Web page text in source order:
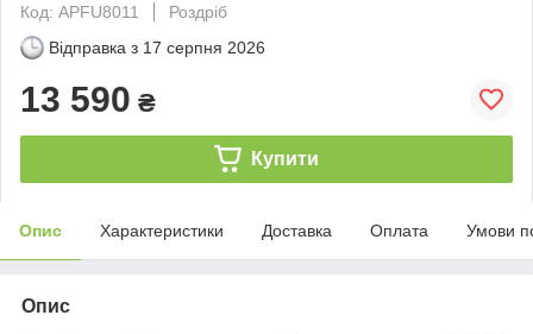
Код: APFU8011
Роздріб
Відправка з 17 серпня 2026
13 590 ₴
Купити
Опис Характеристики Доставка Оплата Умови
Опис